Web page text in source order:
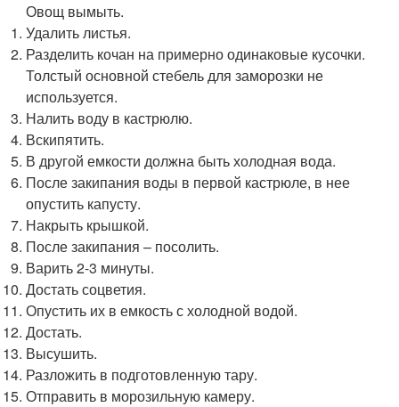
Овощ вымыть.
Удалить листья.
Разделить кочан на примерно одинаковые кусочки.
Толстый основной стебель для заморозки не
используется.
Налить воду в кастрюлю.
Вскипятить.
В другой емкости должна быть холодная вода.
После закипания воды в первой кастрюле, в нее
опустить капусту.
Накрыть крышкой.
После закипания – посолить.
Варить 2-3 минуты.
Достать соцветия.
Опустить их в емкость с холодной водой.
Достать.
Высушить.
Разложить в подготовленную тару.
Отправить в морозильную камеру.